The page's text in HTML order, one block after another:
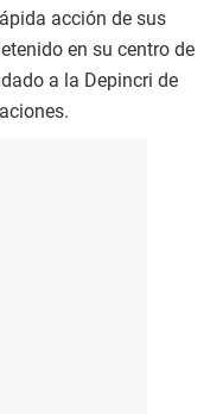
acción de sus
en su centro de
a la Depincri de